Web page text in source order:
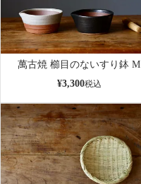
萬古焼 櫛目のないすり鉢 M
¥3,300税込